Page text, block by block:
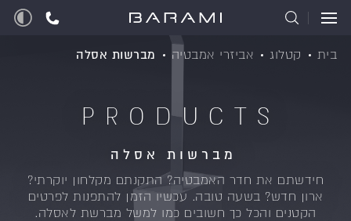
PRODUCTS
מברשות אסלה
חידשתם את חדר האמבטיה? התקנתם מקלחון יוקרתי?
ארון חדש? בשעה טובה. עכשיו הזמן להתפנות לפרטים
הקטנים והכל כך חשובים כמו למשל מברשת לאסלה.
בית קטלוג אביזרי אמבטיה מברשות אסלה